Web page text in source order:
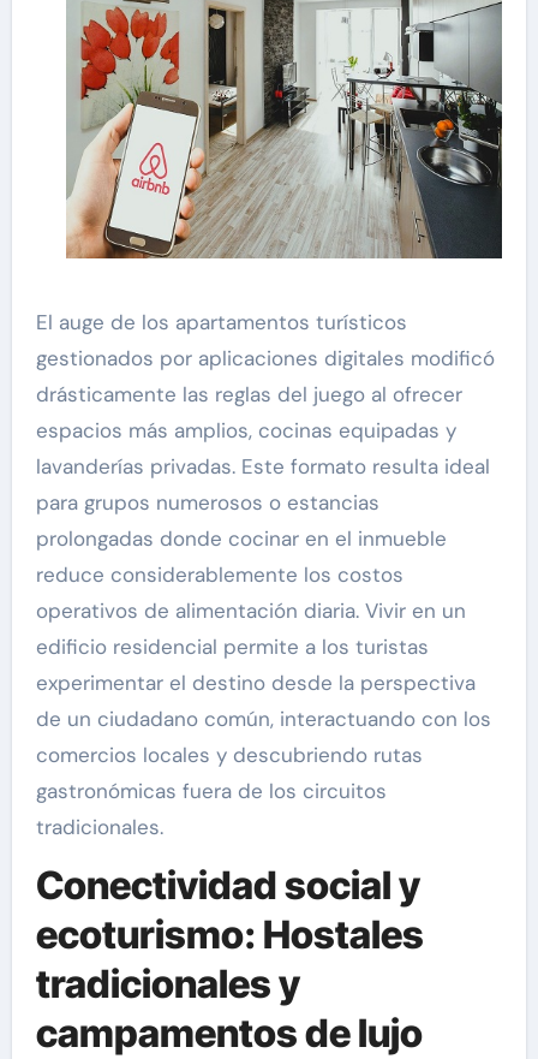
El auge de los apartamentos turísticos
gestionados por aplicaciones digitales modificó
drásticamente las reglas del juego al ofrecer
espacios más amplios, cocinas equipadas y
lavanderías privadas. Este formato resulta ideal
para grupos numerosos o estancias
prolongadas donde cocinar en el inmueble
reduce considerablemente los costos
operativos de alimentación diaria. Vivir en un
edificio residencial permite a los turistas
experimentar el destino desde la perspectiva
de un ciudadano común, interactuando con los
comercios locales y descubriendo rutas
gastronómicas fuera de los circuitos
tradicionales.
Conectividad social y
ecoturismo: Hostales
tradicionales y
campamentos de lujo